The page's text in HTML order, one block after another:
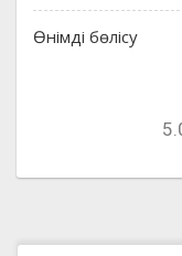
Өнімді бөлісу